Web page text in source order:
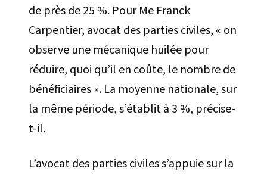
de près de 25 %. Pour Me Franck
Carpentier, avocat des parties civiles, « on
observe une mécanique huilée pour
réduire, quoi qu’il en coûte, le nombre de
bénéficiaires ». La moyenne nationale, sur
la même période, s’établit à 3 %, précise-
t-il.
L’avocat des parties civiles s’appuie sur la